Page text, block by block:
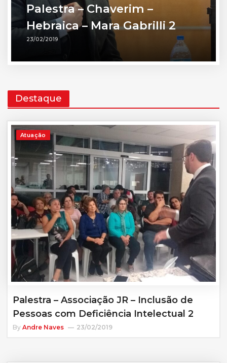
Palestra – Chaverim –
Hebraica – Mara Gabrilli 2
23/02/2019
Destaque
Atuação
Palestra – Associação JR – Inclusão de
Pessoas com Deficiência Intelectual 2
By Andre Naves 23/02/2019